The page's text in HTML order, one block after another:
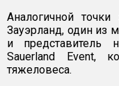
Аналогичной
Зауэрланд, один из
и представитель
Sauerland Event,
тяжеловеса.